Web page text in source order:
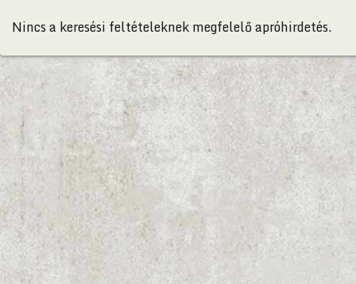
Nincs a keresési feltételeknek megfelelő apróhirdetés.